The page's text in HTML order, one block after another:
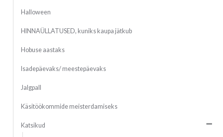
Halloween
HINNAÜLLATUSED, kuniks kaupa jätkub
Hobuse aastaks
Isadepäevaks/ meestepäevaks
Jalgpall
Käsitöökommide meisterdamiseks
Katsikud